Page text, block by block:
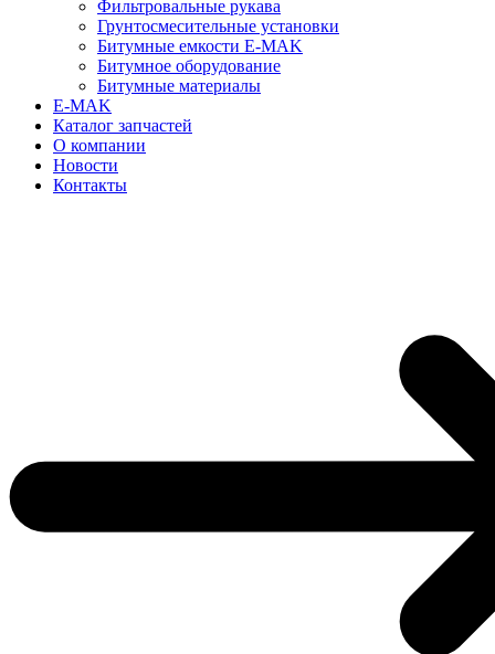
Фильтровальные рукава
Грунтосмесительные установки
Битумные емкости E-MAK
Битумное оборудование
Битумные материалы
E-MAK
Каталог запчастей
О компании
Новости
Контакты